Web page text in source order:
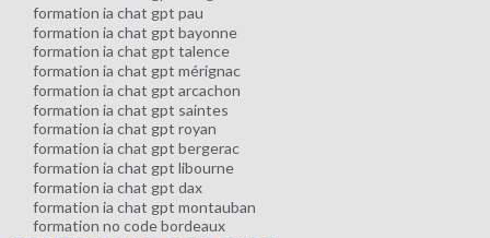
formation ia chat gpt pau
formation ia chat gpt bayonne
formation ia chat gpt talence
formation ia chat gpt mérignac
formation ia chat gpt arcachon
formation ia chat gpt saintes
formation ia chat gpt royan
formation ia chat gpt bergerac
formation ia chat gpt libourne
formation ia chat gpt dax
formation ia chat gpt montauban
formation no code bordeaux